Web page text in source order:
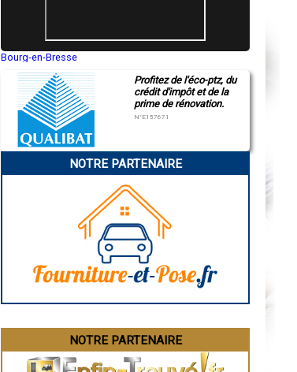
Bourg-en-Bresse
Montluçon
Manosque
Gap
Charleville-Mézières
Pamiers
Narbonne
Brive-la-Gaillarde
Guéret
Besançon
Évreux
Chartres
Profitez de l'éco-ptz, du
crédit d'impôt et de la
prime de rénovation.
N°E157671
NOTRE PARTENAIRE
NOTRE PARTENAIRE